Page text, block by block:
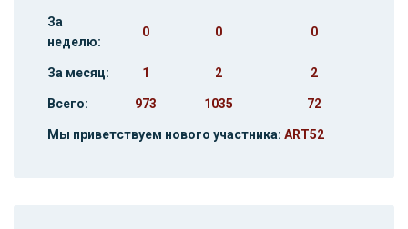
За
неделю:
0 0 0
За месяц: 1 2 2
Всего: 973 1035 72
Мы приветствуем нового участника: ART52